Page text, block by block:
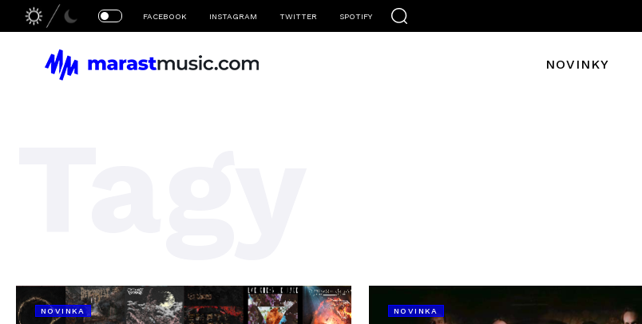
FACEBOOK INSTAGRAM TWITTER SPOTIFY
NOVINKY
NOVINKA NOVINKA